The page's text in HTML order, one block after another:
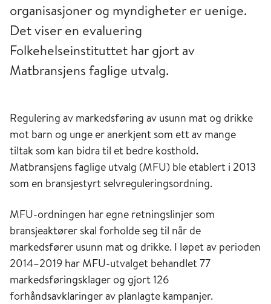
organisasjoner og myndigheter er uenige.
Det viser en evaluering
Folkehelseinstituttet har gjort av
Matbransjens faglige utvalg.
Regulering av markedsføring av usunn mat og drikke
mot barn og unge er anerkjent som ett av mange
tiltak som kan bidra til et bedre kosthold.
Matbransjens faglige utvalg (MFU) ble etablert i 2013
som en bransjestyrt selvreguleringsordning.
MFU-ordningen har egne retningslinjer som
bransjeaktører skal forholde seg til når de
markedsfører usunn mat og drikke. I løpet av perioden
2014–2019 har MFU-utvalget behandlet 77
markedsføringsklager og gjort 126
forhåndsavklaringer av planlagte kampanjer.